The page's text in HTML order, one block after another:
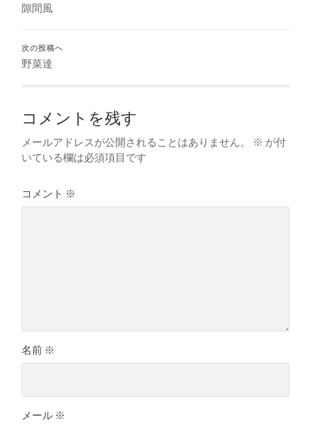
隙間風
次の投稿へ
野菜達
コメントを残す
メールアドレスが公開されることはありません。 ※ が付
いている欄は必須項目です
コメント ※
名前 ※
メール ※